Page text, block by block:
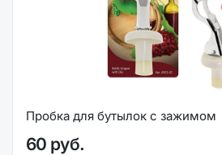
Пробка для бутылок с зажимом
60 руб.